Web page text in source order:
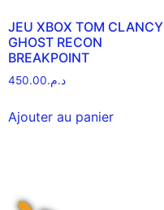
JEU XBOX TOM CLANCY
GHOST RECON
BREAKPOINT
د.م.450.00
Ajouter au panier